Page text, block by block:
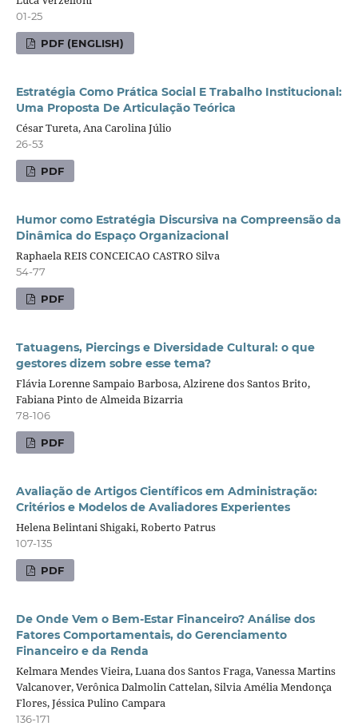
01-25
PDF (ENGLISH)
Estratégia Como Prática Social E Trabalho Institucional:
Uma Proposta De Articulação Teórica
César Tureta, Ana Carolina Júlio
26-53
PDF
Humor como Estratégia Discursiva na Compreensão da
Dinâmica do Espaço Organizacional
Raphaela REIS CONCEICAO CASTRO Silva
54-77
PDF
Tatuagens, Piercings e Diversidade Cultural: o que
gestores dizem sobre esse tema?
Flávia Lorenne Sampaio Barbosa, Alzirene dos Santos Brito,
Fabiana Pinto de Almeida Bizarria
78-106
PDF
Avaliação de Artigos Científicos em Administração:
Critérios e Modelos de Avaliadores Experientes
Helena Belintani Shigaki, Roberto Patrus
107-135
PDF
De Onde Vem o Bem-Estar Financeiro? Análise dos
Fatores Comportamentais, do Gerenciamento
Financeiro e da Renda
Kelmara Mendes Vieira, Luana dos Santos Fraga, Vanessa Martins
Valcanover, Verônica Dalmolin Cattelan, Silvia Amélia Mendonça
Flores, Jéssica Pulino Campara
136-171